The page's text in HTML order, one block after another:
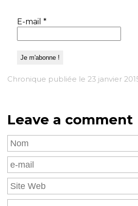
E-mail *
Chronique publiée le 23 janvier
Leave a comment